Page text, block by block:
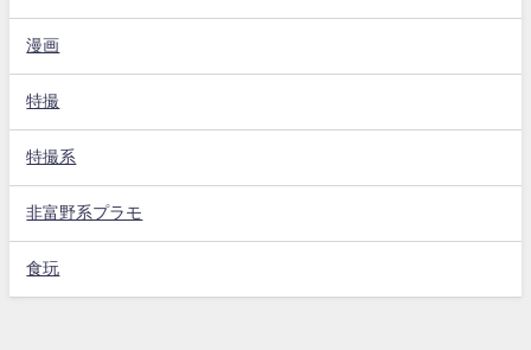
漫画
特撮
特撮系
非富野系プラモ
食玩